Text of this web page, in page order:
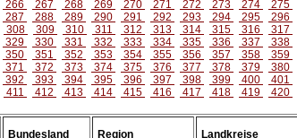
266 267 268 269 270 271 272 273 274 275
287 288 289 290 291 292 293 294 295 296
308 309 310 311 312 313 314 315 316 317
329 330 331 332 333 334 335 336 337 338
350 351 352 353 354 355 356 357 358 359
371 372 373 374 375 376 377 378 379 380
392 393 394 395 396 397 398 399 400 401
411 412 413 414 415 416 417 418 419 420
Bundesland Region Landkreise